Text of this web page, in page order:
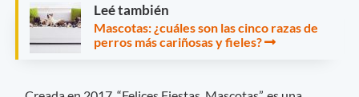
Leé también
Mascotas: ¿cuáles son las cinco razas de
perros más cariñosas y fieles?